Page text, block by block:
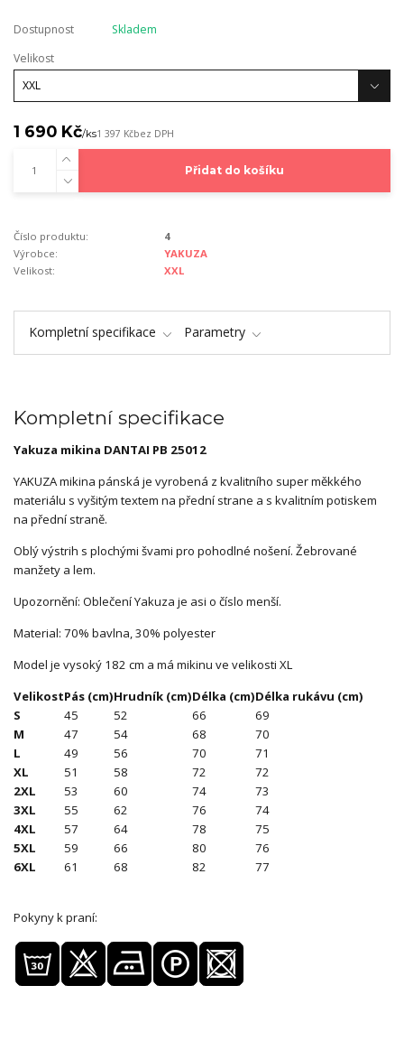
Dostupnost
Skladem
Velikost
1 690 Kč/ks1 397 Kčbez DPH
Přidat do košíku
Číslo produktu:
4
Výrobce:
YAKUZA
Velikost:
XXL
Kompletní specifikace Parametry
Kompletní specifikace
Yakuza mikina DANTAI PB 25012
YAKUZA mikina pánská je vyrobená z kvalitního super měkkého
materiálu s vyšitým textem na přední strane a s kvalitním potiskem
na přední straně.
Oblý výstrih s plochými švami pro pohodlné nošení. Žebrované
manžety a lem.
Upozornění: Oblečení Yakuza je asi o číslo menší.
Material: 70% bavlna, 30% polyester
Model je vysoký 182 cm a má mikinu ve velikosti XL
VelikostPás (cm)Hrudník (cm)Délka (cm)Délka rukávu (cm)
S
45 52 66
69
M
47 54 68
70
L
49 56 70
71
XL
51 58 72
72
2XL
53 60 74
73
3XL
55 62 76
74
4XL
57 64 78
75
5XL
59 66 80
76
6XL
61 68 82 77
Pokyny k praní: